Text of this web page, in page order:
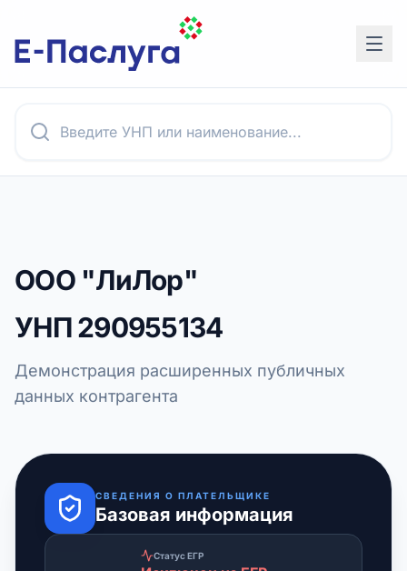
ООО "ЛиЛор"
УНП290955134
Демонстрация расширенных публичных
данных контрагента
СВЕДЕНИЯ О ПЛАТЕЛЬЩИКЕ
Базовая информация
Статус ЕГР